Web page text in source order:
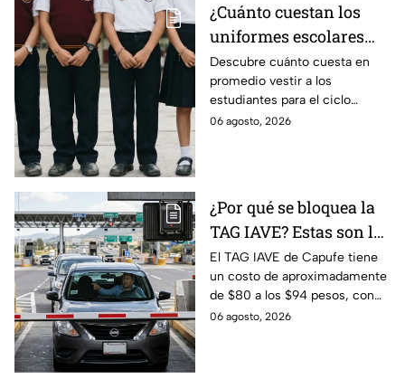
¿Cuánto cuestan los
uniformes escolares
para el regreso a clases
2026, según su grado?
Descubre cuánto cuesta en
promedio vestir a los
estudiantes para el ciclo
escolar 2026-2027 y consejos
06 agosto, 2026
¿Por qué se bloquea la
TAG IAVE? Estas son las
razones por las que no
pasa en la caseta
El TAG IAVE de Capufe tiene
un costo de aproximadamente
de $80 a los $94 pesos, con
IVA incluido; te compartimos
06 agosto, 2026